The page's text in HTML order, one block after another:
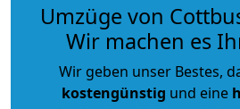
Umzüge von
Wir machen es
Wir geben unser Bestes,
kostengünstig und eine